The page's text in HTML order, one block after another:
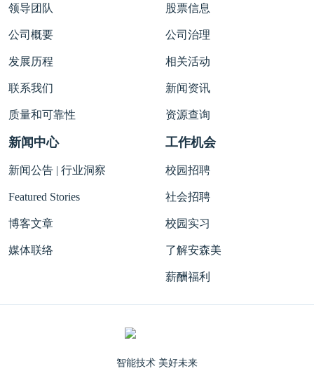
智能技术 美好未来
领导团队
公司概要
发展历程
联系我们
质量和可靠性
股票信息
公司治理
相关活动
新闻资讯
资源查询
新闻中心
新闻公告 | 行业洞察
Featured Stories
博客文章
媒体联络
工作机会
校园招聘
社会招聘
校园实习
了解安森美
薪酬福利